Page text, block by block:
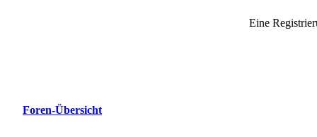
Eine
Foren-Übersicht